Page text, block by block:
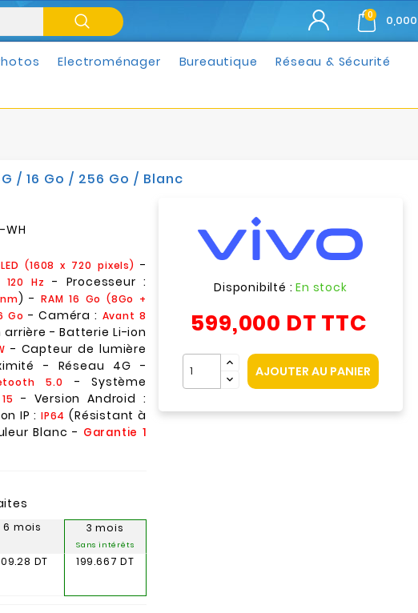
0
Electroménager Bureautique Réseau & Sécurité
/ 16 Go / 256 Go / Blanc
WH
(1608 x 720 pixels) -
120 Hz - Processeur :
) - RAM 16 Go (8Go +
Go - Caméra : Avant 8
arrière - Batterie Li-ion
- Capteur de lumière
- Réseau 4G -
5.0
- Système
- Version Android :
IP :IP64 (Résistant à
Blanc - Garantie 1
Disponibilté :En stock
599,000 DT TTC
AJOUTER AU PANIER
6 mois
DT
3 mois
Sans intérêts
199.667 DT